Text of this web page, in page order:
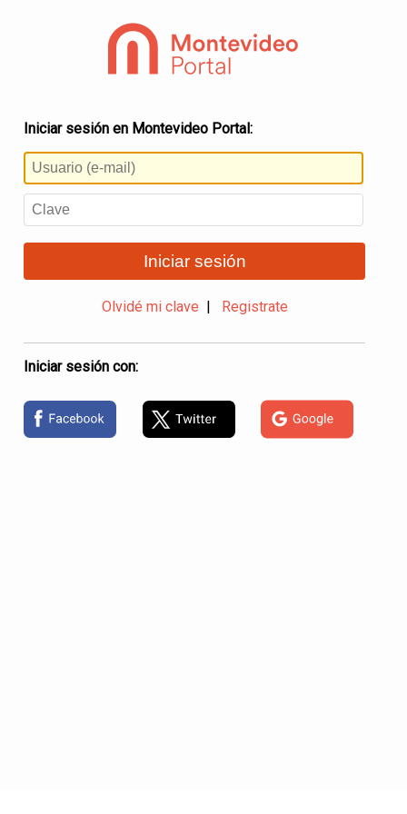
Iniciar sesión en Montevideo Portal:
Iniciar sesión
Olvidé mi clave Registrate
Iniciar sesión con: